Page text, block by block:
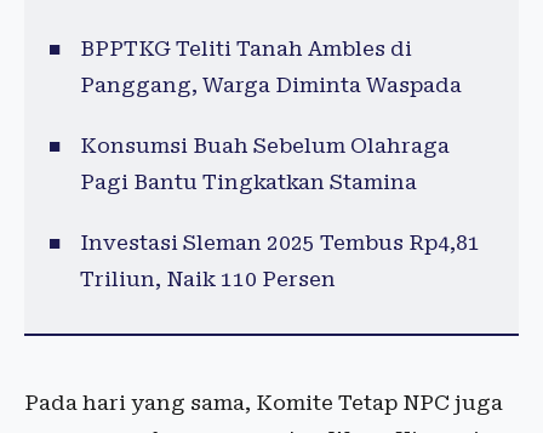
BPPTKG Teliti Tanah Ambles di
Panggang, Warga Diminta Waspada
Konsumsi Buah Sebelum Olahraga
Pagi Bantu Tingkatkan Stamina
Investasi Sleman 2025 Tembus Rp4,81
Triliun, Naik 110 Persen
Pada hari yang sama, Komite Tetap NPC juga